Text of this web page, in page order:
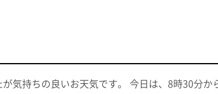
気持ちの良いお天気です。 今日は、8時30分か